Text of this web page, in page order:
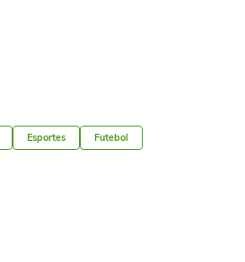
Esportes Futebol